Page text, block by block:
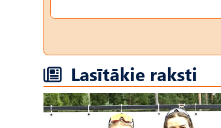
Lasītākie raksti